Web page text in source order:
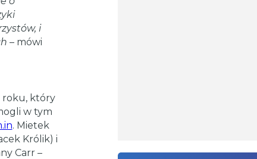
i
– mówi
roku, który
w tym
. Mietek
Królik) i
Carr –